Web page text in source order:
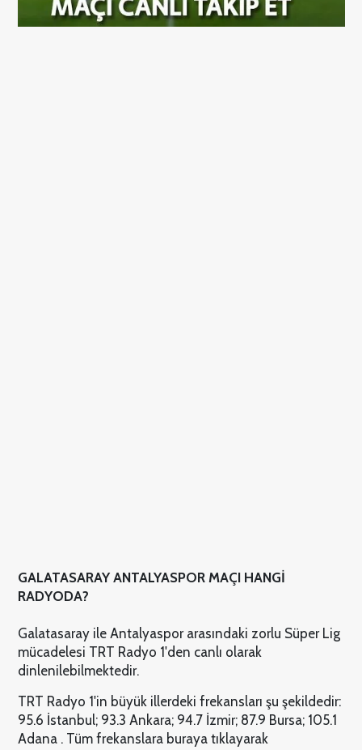
GALATASARAY ANTALYASPOR MAÇI HANGİ
RADYODA?
Galatasaray ile Antalyaspor arasındaki zorlu Süper Lig
mücadelesi TRT Radyo 1'den canlı olarak
dinlenilebilmektedir.
TRT Radyo 1'in büyük illerdeki frekansları şu şekildedir:
95.6 İstanbul; 93.3 Ankara; 94.7 İzmir; 87.9 Bursa; 105.1
Adana . Tüm frekanslara buraya tıklayarak